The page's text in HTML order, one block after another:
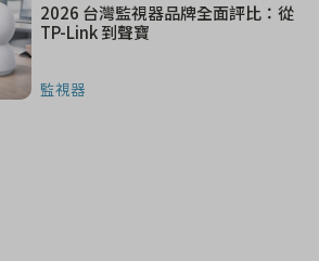
2026 台灣監視器品牌全面評比：從
TP-Link 到聲寶
監視器